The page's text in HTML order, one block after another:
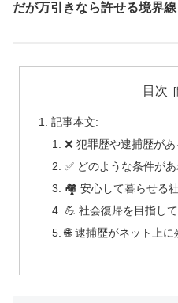
だが万引きなら許せる境界線
目次
記事本文:
❌ 犯罪歴や逮捕歴が
✅ どのような条件が
🏘️ 安心して暮らせる
💪 社会復帰を目指し
🌐 逮捕歴がネット上